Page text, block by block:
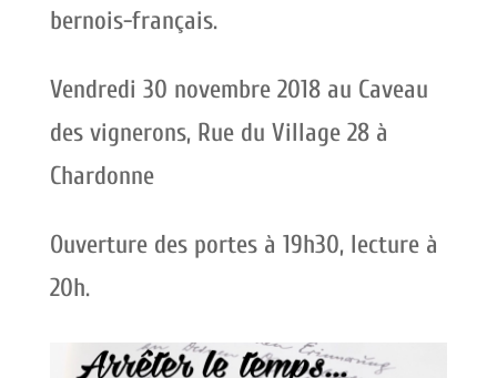
bernois-français.
Vendredi 30 novembre 2018 au Caveau
des vignerons, Rue du Village 28 à
Chardonne
Ouverture des portes à 19h30, lecture à
20h.